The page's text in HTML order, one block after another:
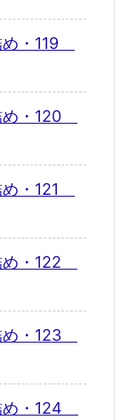
・119
め・120
・121
め・122
め・123
め・124